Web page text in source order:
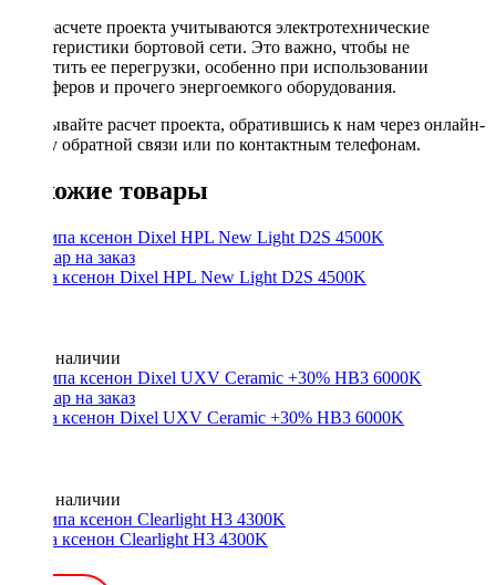
При расчете проекта учитываются электротехнические
характеристики бортовой сети. Это важно, чтобы не
допустить ее перегрузки, особенно при использовании
сабвуферов и прочего энергоемкого оборудования.
Заказывайте расчет проекта, обратившись к нам через онлайн-
форму обратной связи или по контактным телефонам.
Похожие товары
Лампа ксенон Dixel HPL New Light D2S 4500K
Нет в наличии
Лампа ксенон Dixel UXV Ceramic +30% HB3 6000K
Нет в наличии
Лампа ксенон Clearlight H3 4300K